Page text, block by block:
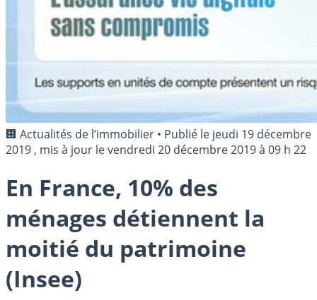
🏢 Actualités de l’immobilier • Publié le jeudi 19 décembre
2019 , mis à jour levendredi 20 décembre 2019 à 09 h 22
En France, 10% des
ménages détiennent la
moitié du patrimoine
(Insee)